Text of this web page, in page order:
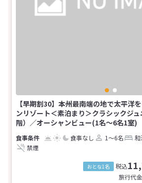
【早期割30】本州最南端の地で太平洋
ンリゾート＜素泊まり＞クラシックジ
階）／オーシャンビュー(1名～6名1室)
食事なし 1～6名 和
禁煙
おとな1名 税込
旅行代